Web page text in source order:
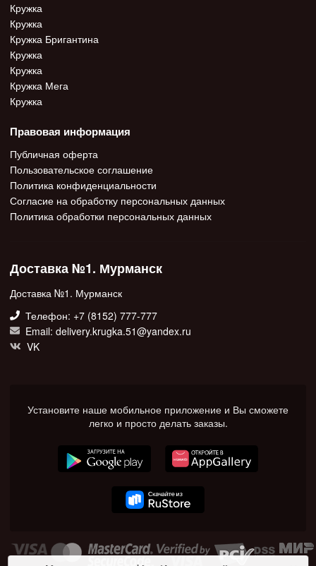
Кружка
Кружка
Кружка Бригантина
Кружка
Кружка
Кружка Мега
Кружка
Правовая информация
Публичная оферта
Пользовательское соглашение
Политика конфиденциальности
Согласие на обработку персональных данных
Политика обработки персональных данных
Доставка №1. Мурманск
Доставка №1. Мурманск
Телефон: +7 (8152) 777-777
Email: delivery.krugka.51@yandex.ru
VK
Установите наше мобильное приложение и Вы сможете
легко и просто делать заказы.